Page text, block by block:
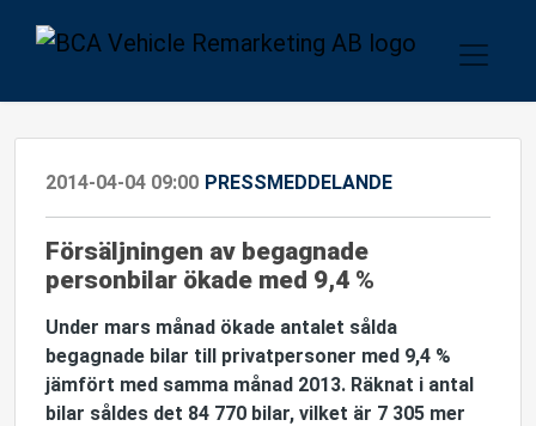
2014-04-04 09:00 PRESSMEDDELANDE
Försäljningen av begagnade
personbilar ökade med 9,4 %
Under mars månad ökade antalet sålda
begagnade bilar till privatpersoner med 9,4 %
jämfört med samma månad 2013. Räknat i antal
bilar såldes det 84 770 bilar, vilket är 7 305 mer